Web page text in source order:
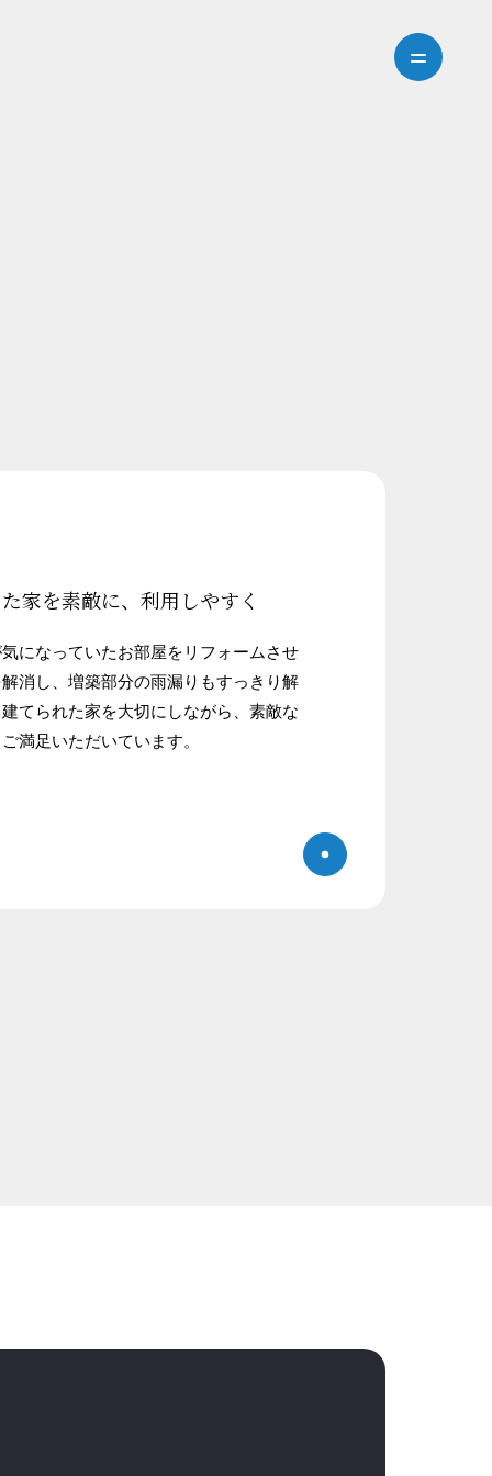
家を素敵に、利用しやすく
になっていたお部屋をリフォームさせ
消し、増築部分の雨漏りもすっきり解
てられた家を大切にしながら、素敵な
満足いただいています。